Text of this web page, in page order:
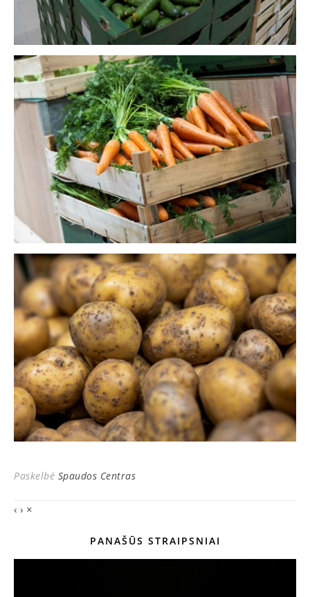
Paskelbė Spaudos Centras
‹ › ×
PANAŠŪS STRAIPSNIAI